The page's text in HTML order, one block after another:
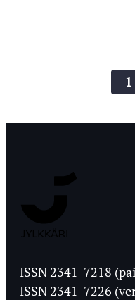
1
Ylioppilaslehti
ISSN 2341-7218
ISSN 2341-7226